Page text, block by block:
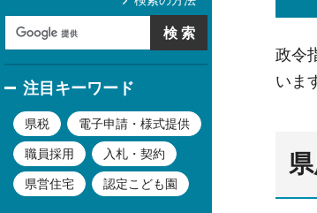
注目キーワード
県税 電子申請・様式提供
職員採用 入札・契約
県営住宅 認定こども園
政令
いま